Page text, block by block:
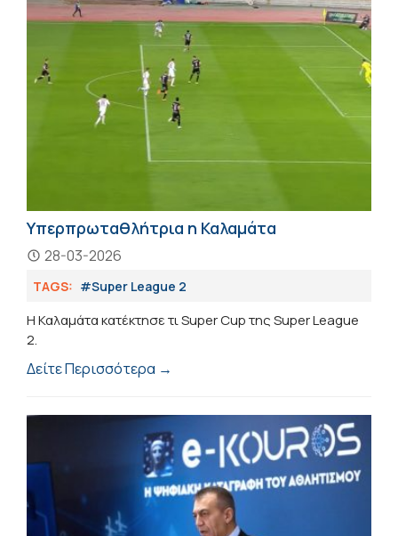
Υπερπρωταθλήτρια η Καλαμάτα
28-03-2026
TAGS: #Super League 2
Η Καλαμάτα κατέκτησε τι Super Cup της Super League
2.
Δείτε Περισσότερα →